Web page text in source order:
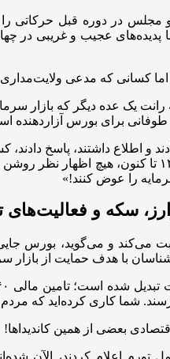
در دوره قبل حرکاتی
کسانی که مدعی
یک عده دیگر که بازار
طوفانی برای بورس
شدند به قوه قضائیه اعلام کنند، چه کسانی
را عوض کنند!»
سکه و فعالیت‌های
می‌کند و می‌گوید، بورس
با هدف حمایت از بازار
شما کاری کرده‌اید که
و بورس را عامل تورم